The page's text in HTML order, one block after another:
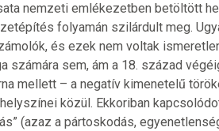
nemzeti emlékezetben betöltött
folyamán szilárdult meg.
és ezek nem voltak
számára sem, ám a 18. század
mellett – a negatív kimenetelű
közül. Ekkoriban
(azaz a pártoskodás,